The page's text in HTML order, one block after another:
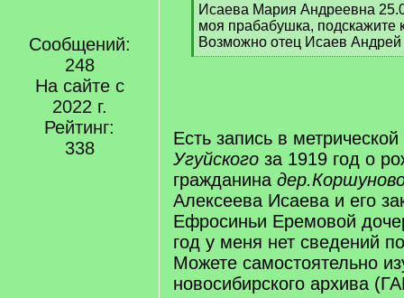
Сообщений:
248
На сайте с
2022 г.
Рейтинг:
338
[
q
]
Исаева Мария Андреевна
моя прабабушка, подскажите
Возможно отец Исаев Андрей
[
Есть запись в
Угуйского за 1919 год о
гражданина
Алексеева Исаева и его
Ефросиньи Еремовой
год у меня нет сведений
Можете самостоятельно
новосибирского архива